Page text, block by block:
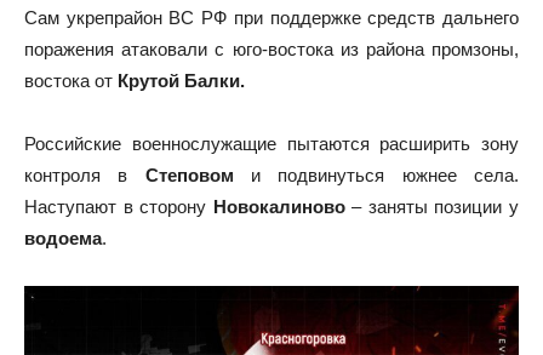
Сам укрепрайон ВС РФ при поддержке средств дальнего
поражения атаковали с юго-востока из района промзоны,
востока от Крутой Балки.
Российские военнослужащие пытаются расширить зону
контроля в Степовом и подвинуться южнее села.
Наступают в сторону Новокалиново– заняты позиции у
водоема.